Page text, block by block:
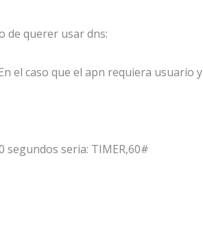
de querer usar dns:
el caso que el apn requiera usuario y
segundos seria: TIMER,60#